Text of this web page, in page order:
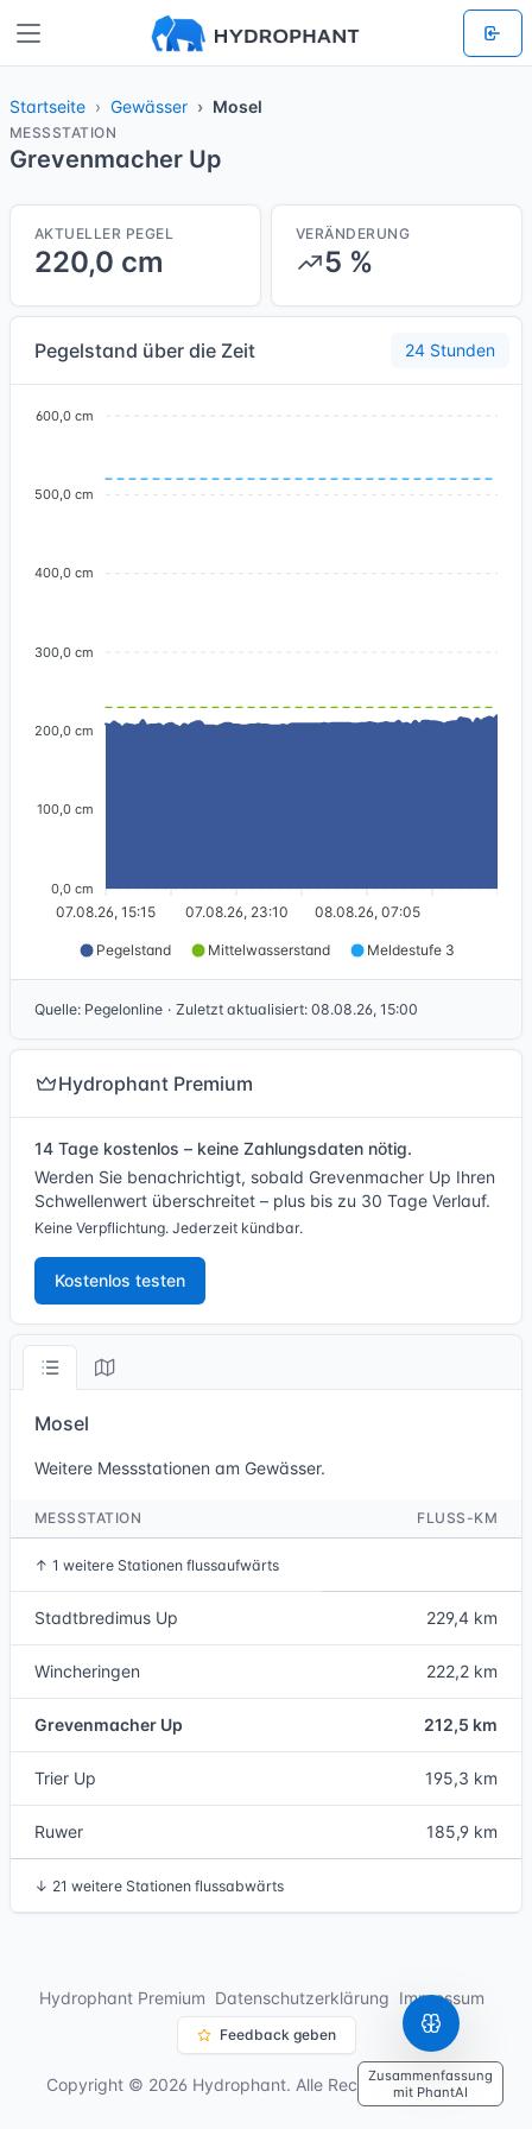
Startseite Gewässer Mosel
MESSSTATION
Grevenmacher Up
AKTUELLER PEGEL
220,0 cm
VERÄNDERUNG
5 %
Pegelstand über die Zeit 24 Stunden
600,0 cm
500,0 cm
400,0 cm
300,0 cm
200,0 cm
100,0 cm
0,0 cm
07.08.26, 15:15 07.08.26, 23:10 08.08.26, 07:05
Pegelstand Mittelwasserstand Meldestufe 3
Quelle: Pegelonline · Zuletzt aktualisiert: 08.08.26, 15:00
Hydrophant Premium
14 Tage kostenlos – keine Zahlungsdaten nötig.
Werden Sie benachrichtigt, sobald Grevenmacher Up Ihren
Schwellenwert überschreitet – plus bis zu 30 Tage Verlauf.
Keine Verpflichtung. Jederzeit kündbar.
Kostenlos testen
Mosel
Weitere Messstationen am Gewässer.
MESSSTATION FLUSS-KM
↑ 1 weitere Stationen flussaufwärts
Stadtbredimus Up 229,4 km
Wincheringen 222,2 km
Grevenmacher Up 212,5 km
Trier Up 195,3 km
Ruwer 185,9 km
↓ 21 weitere Stationen flussabwärts
Zusammenfassung
mit PhantAI
Hydrophant Premium Datenschutzerklärung Impressum
Feedback geben
Copyright © 2026 Hydrophant. Alle Rechte vorbehalten.